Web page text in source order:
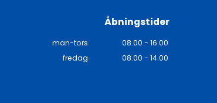
Åbningstider
man-tors
08.00 - 16.00
fredag
08.00 - 14.00